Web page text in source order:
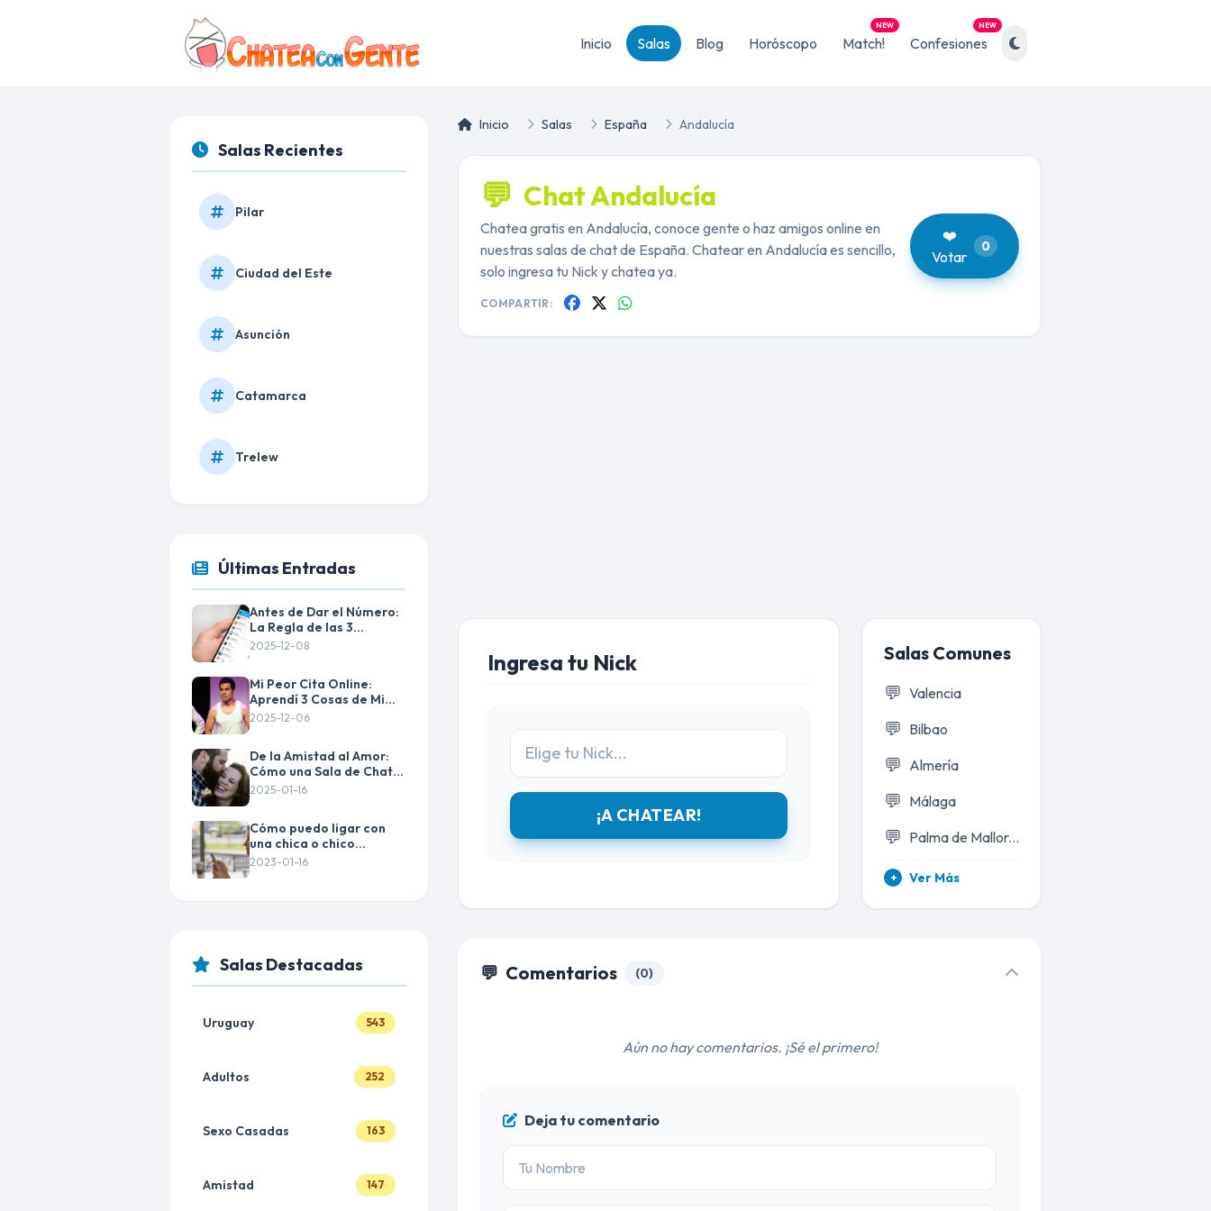
Inicio Salas Blog Horóscopo Match!
NEW
Confesiones
NEW
Salas Recientes
Pilar
Ciudad del Este
Asunción
Catamarca
Trelew
Últimas Entradas
Antes de Dar el Número:
La Regla de las 3
Semanas en el Chat
2025-12-08
Mi Peor Cita Online:
Aprendí 3 Cosas de Mi
Fracaso
2025-12-06
De la Amistad al Amor:
Cómo una Sala de Chats
Cambió Mi Vida
2025-01-16
Cómo puedo ligar con
una chica o chico
desconocido por
2023-01-16
Salas Destacadas
Uruguay 543
Adultos 252
Sexo Casadas 163
Amistad 147
Inicio Salas España Andalucía
💬 Chat Andalucía
Chatea gratis en Andalucía, conoce gente o haz amigos online en
nuestras salas de chat de España. Chatear en Andalucía es sencillo,
solo ingresa tu Nick y chatea ya.
COMPARTIR:
❤️
Votar
0
Ingresa tu Nick
¡A CHATEAR!
Salas Comunes
💬 Valencia
💬 Bilbao
💬 Almería
💬 Málaga
💬 Palma de Mallorca
+ Ver Más
💬 Comentarios (0)
Aún no hay comentarios. ¡Sé el primero!
Deja tu comentario